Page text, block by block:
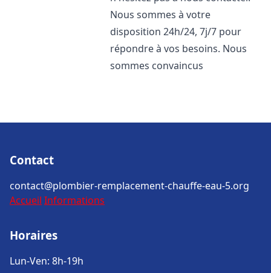
Nous sommes à votre
disposition 24h/24, 7j/7 pour
répondre à vos besoins. Nous
sommes convaincus
Contact
contact@plombier-remplacement-chauffe-eau-5.org
Accueil Informations
Horaires
Lun-Ven: 8h-19h